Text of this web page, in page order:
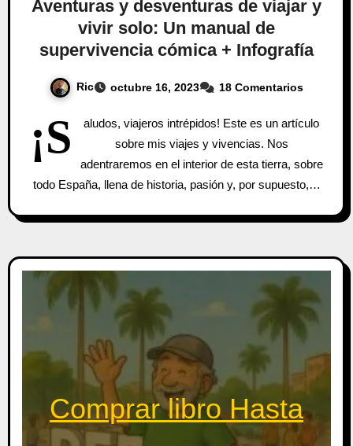
Aventuras y desventuras de viajar y
vivir solo: Un manual de
supervivencia cómica + Infografía
Ric octubre 16, 2023 18 Comentarios
¡S
aludos, viajeros intrépidos! Este es un artículo
sobre mis viajes y vivencias. Nos
adentraremos en el interior de esta tierra, sobre
todo España, llena de historia, pasión y, por supuesto,…
Comprar libro Hasta